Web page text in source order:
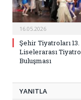
16.05.2026
Şehir Tiyatroları 13.
Liselerarası Tiyatro
Buluşması
YANITLA